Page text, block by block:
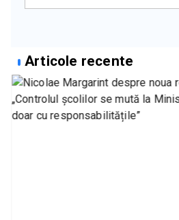
Articole recente